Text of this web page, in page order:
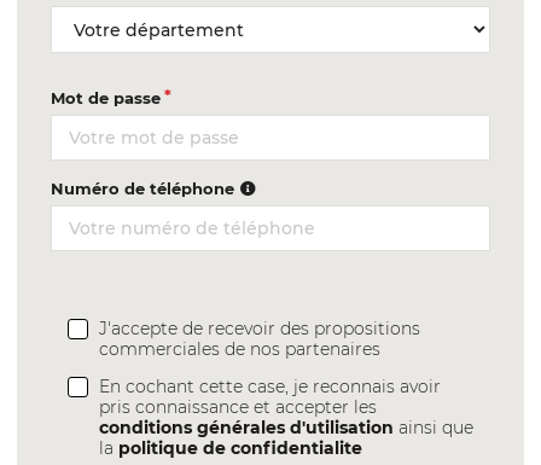
Mot de passe
Numéro de téléphone
J'accepte de recevoir des propositions
commerciales de nos partenaires
En cochant cette case, je reconnais avoir
pris connaissance et accepter les
conditions générales d'utilisation ainsi que
la politique de confidentialite